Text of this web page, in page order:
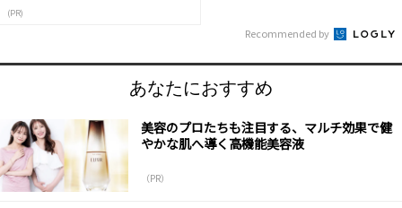
(PR)
Recommended by
あなたにおすすめ
美容のプロたちも注目する、マルチ効果で健
やかな肌へ導く高機能美容液
（PR）